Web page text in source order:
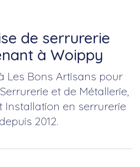
de serrurerie
à Woippy
Les Bons Artisans pour
et de Métallerie,
Installation en serrurerie
depuis 2012.